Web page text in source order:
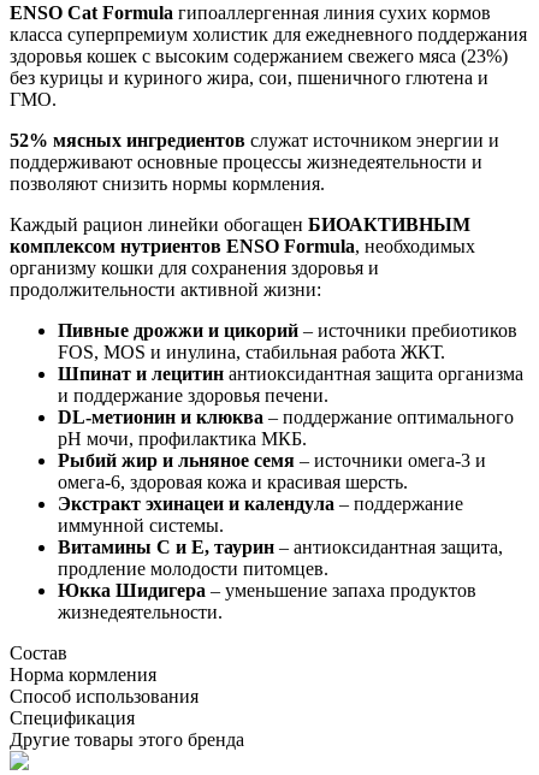
ENSO Cat Formula гипоаллергенная линия сухих кормов
класса суперпремиум холистик для ежедневного поддержания
здоровья кошек с высоким содержанием свежего мяса (23%)
без курицы и куриного жира, сои, пшеничного глютена и
ГМО.
52% мясных ингредиентов служат источником энергии и
поддерживают основные процессы жизнедеятельности и
позволяют снизить нормы кормления.
Каждый рацион линейки обогащен БИОАКТИВНЫМ
комплексом нутриентов ENSO Formula, необходимых
организму кошки для сохранения здоровья и
продолжительности активной жизни:
Пивные дрожжи и цикорий – источники пребиотиков
FOS, MOS и инулина, стабильная работа ЖКТ.
Шпинат и лецитин антиоксидантная защита организма
и поддержание здоровья печени.
DL-метионин и клюква – поддержание оптимального
pH мочи, профилактика МКБ.
Рыбий жир и льняное семя – источники омега-3 и
омега-6, здоровая кожа и красивая шерсть.
Экстракт эхинацеи и календула – поддержание
иммунной системы.
Витамины С и Е, таурин – антиоксидантная защита,
продление молодости питомцев.
Юкка Шидигера – уменьшение запаха продуктов
жизнедеятельности.
Состав
Норма кормления
Способ использования
Спецификация
Другие товары этого бренда